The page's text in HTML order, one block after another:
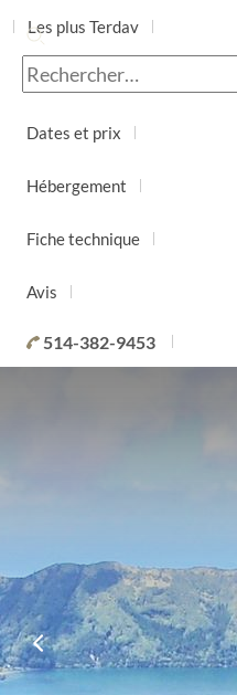
Les plus Terdav
Jour par jour
Dates et prix
Hébergement
Fiche technique
Avis
514-382-9453